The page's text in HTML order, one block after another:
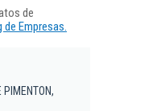
de
Empresas.
PIMENTON,